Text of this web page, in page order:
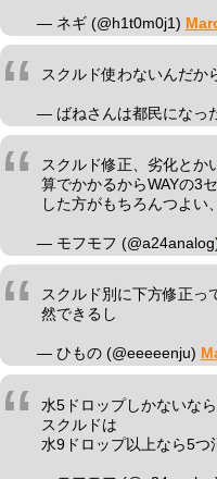
— ネギ (@h1t0m0j1)
スクルド使わないんだか
— ばねさんは都民になっ
スクルド修正、劣化とか
算でかかるからWAYの3
した方がもちろんつよい
— モフモフ
スクルド別に下方修正っ
然できるし
— ‍ひもの‍ (@eeeeenju)
水5ドロップしかないな
スクルドは
水9ドロップ以上なら5つ